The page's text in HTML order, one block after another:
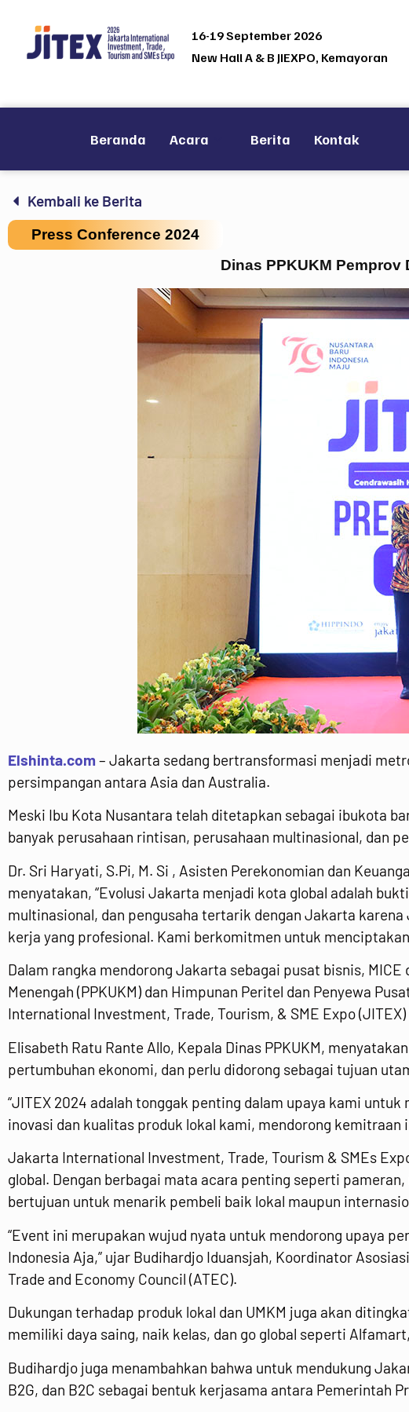
16-19 September 2026
New Hall A & B JIEXPO, Kemayoran
Beranda Acara Berita Kontak
Kembali ke Berita
Press Conference 2024
Dinas PPKUKM Pemprov
Elshinta.com – Jakarta sedang bertransformasi menjadi
persimpangan antara Asia dan Australia.
Meski Ibu Kota Nusantara telah ditetapkan sebagai ibukota
banyak perusahaan rintisan, perusahaan multinasional, dan
Dr. Sri Haryati, S.Pi, M. Si , Asisten Perekonomian dan
menyatakan, “Evolusi Jakarta menjadi kota global adalah
multinasional, dan pengusaha tertarik dengan Jakarta
kerja yang profesional. Kami berkomitmen untuk
Dalam rangka mendorong Jakarta sebagai pusat bisnis,
Menengah (PPKUKM) dan Himpunan Peritel dan Penyewa
International Investment, Trade, Tourism, & SME Expo
Elisabeth Ratu Rante Allo, Kepala Dinas PPKUKM,
pertumbuhan ekonomi, dan perlu didorong sebagai tujuan
“JITEX 2024 adalah tonggak penting dalam upaya kami
inovasi dan kualitas produk lokal kami, mendorong
Jakarta International Investment, Trade, Tourism & SMEs
global. Dengan berbagai mata acara penting seperti
bertujuan untuk menarik pembeli baik lokal maupun
“Event ini merupakan wujud nyata untuk mendorong upaya
Indonesia Aja,” ujar Budihardjo Iduansjah, Koordinator
Trade and Economy Council (ATEC).
Dukungan terhadap produk lokal dan UMKM juga akan
memiliki daya saing, naik kelas, dan go global seperti
Budihardjo juga menambahkan bahwa untuk mendukung
B2G, dan B2C sebagai bentuk kerjasama antara Pemerintah